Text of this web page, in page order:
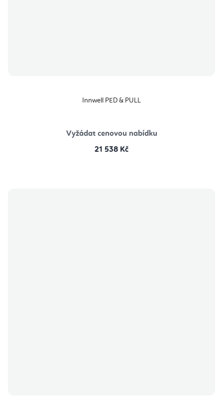
Innwell PED & PULL
Vyžádat cenovou nabídku
21 538 Kč